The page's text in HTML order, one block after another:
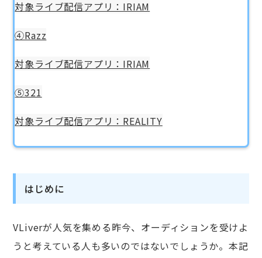
対象ライブ配信アプリ：IRIAM
④Razz
対象ライブ配信アプリ：IRIAM
⑤321
対象ライブ配信アプリ：REALITY
はじめに
VLiverが人気を集める昨今、オーディションを受けよ
うと考えている人も多いのではないでしょうか。本記